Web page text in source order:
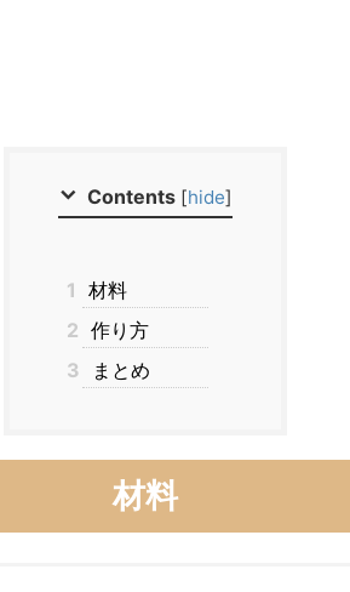
Contents [hide]
1 材料
2 作り方
3
まとめ
材料